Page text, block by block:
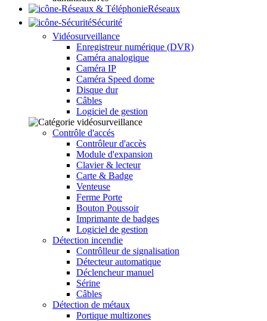
Réseaux
Sécurité
Vidéosurveillance
Enregistreur numérique (DVR)
Caméra analogique
Caméra IP
Caméra Speed dome
Disque dur
Câbles
Logiciel de gestion
Contrôle d'accés
Contrôleur d'accès
Module d'expansion
Clavier & lecteur
Carte & Badge
Venteuse
Ferme Porte
Bouton Poussoir
Imprimante de badges
Logiciel de gestion
Détection incendie
Contrôlleur de signalisation
Détecteur automatique
Déclencheur manuel
Sérine
Câbles
Détection de métaux
Portique multizones